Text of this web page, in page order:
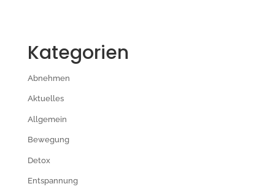
Kategorien
Abnehmen
Aktuelles
Allgemein
Bewegung
Detox
Entspannung